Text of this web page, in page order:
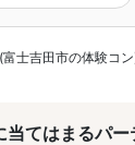
士吉田市の体験コ
当てはまるパ